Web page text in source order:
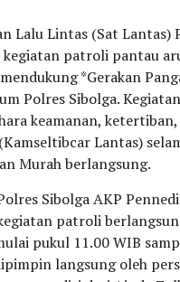
Lalu Lintas (Sat Lantas)
kegiatan patroli pantau
*Gerakan
Polres Sibolga.
keamanan,
Lantas)
Murah berlangsung.
Sibolga AKP
patroli
pukul 11.00 WIB
langsung oleh